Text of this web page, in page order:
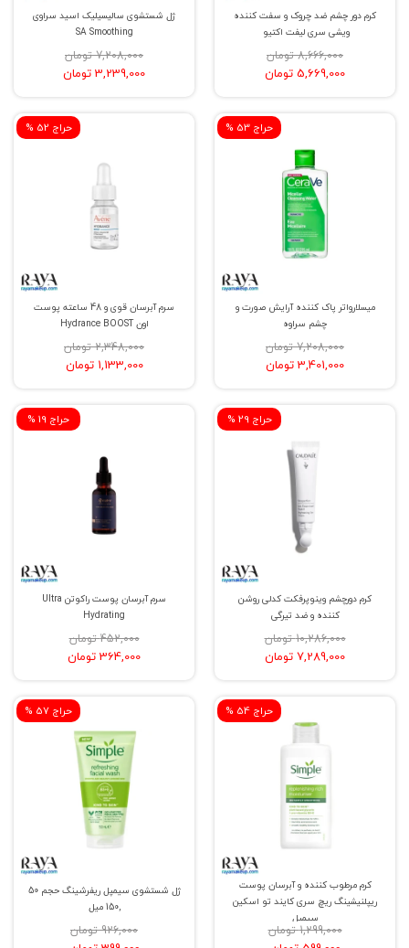
کرم دور چشم ضد چروک و سفت کننده
ویشی سری لیفت اکتیو
8,666,000 تومان
5,669,000 تومان
ژل شستشوی سالیسیلیک اسید سراوی
SA Smoothing
7,208,000 تومان
3,239,000 تومان
% حراج 53
میسلارواتر پاک کننده آرایش صورت و
چشم سراوه
7,208,000 تومان
3,401,000 تومان
% حراج 52
سرم آبرسان قوی و 48 ساعته پوست
اون Hydrance BOOST
2,348,000 تومان
1,133,000 تومان
% حراج 29
کرم دورچشم وینوپرفکت کدلی روشن
کننده و ضد تیرگی
10,286,000 تومان
7,289,000 تومان
% حراج 19
سرم آبرسان پوست راکوتن Ultra
Hydrating
452,000 تومان
364,000 تومان
% حراج 54
کرم مرطوب کننده و آبرسان پوست
ریپلنیشینگ ریچ سری کایند تو اسکین
سیمپل
1,299,000 تومان
% حراج 57
ژل شستشوی سیمپل ریفرشینگ حجم 50
,150 میل
926,000 تومان